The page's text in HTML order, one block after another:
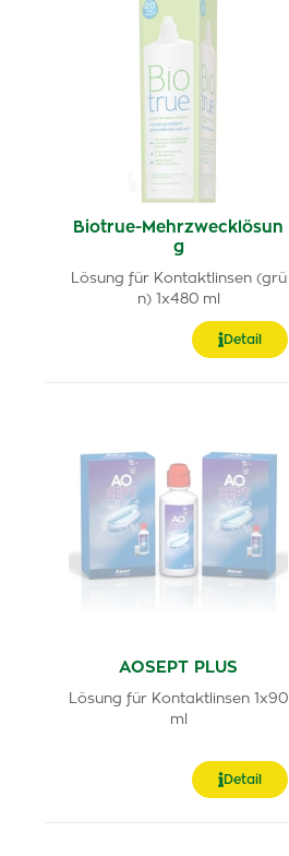
Biotrue-Mehrzwecklösun
g
Lösung für Kontaktlinsen (grü
n) 1x480 ml
Detail
AOSEPT PLUS
Lösung für Kontaktlinsen 1x90
ml
Detail